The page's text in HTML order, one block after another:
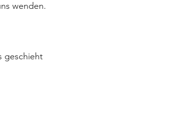
wenden.
geschieht